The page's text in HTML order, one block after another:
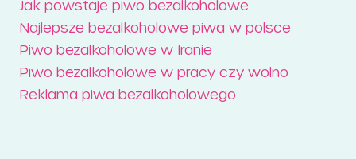
Jak powstaje piwo bezalkoholowe
Najlepsze bezalkoholowe piwa w polsce
Piwo bezalkoholowe w Iranie
Piwo bezalkoholowe w pracy czy wolno
Reklama piwa bezalkoholowego